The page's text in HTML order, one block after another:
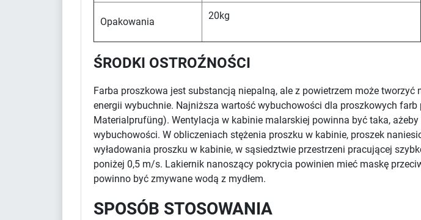
Opakowania
20kg
ŚRODKI OSTROŹNOŚCI
Farba proszkowa jest substancją niepalną, ale z powietrzem może
energii wybuchnie. Najniższa wartość wybuchowości dla proszkowych
Materialprufüng). Wentylacja w kabinie malarskiej powinna być taka,
wybuchowości. W obliczeniach stężenia proszku w kabinie, proszek
wyładowania proszku w kabinie, w sąsiedztwie przestrzeni pracującej
poniżej 0,5 m/s. Lakiernik nanoszący pokrycia powinien mieć maskę
powinno być zmywane wodą z mydłem.
SPOSÓB STOSOWANIA